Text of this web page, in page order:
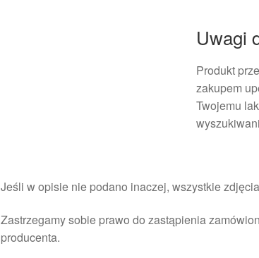
Uwagi
Produkt
zakupem
Twojemu
Jeśli w opisie nie podano inaczej, wszystkie
Zastrzegamy sobie prawo do zastąpienia
producenta.